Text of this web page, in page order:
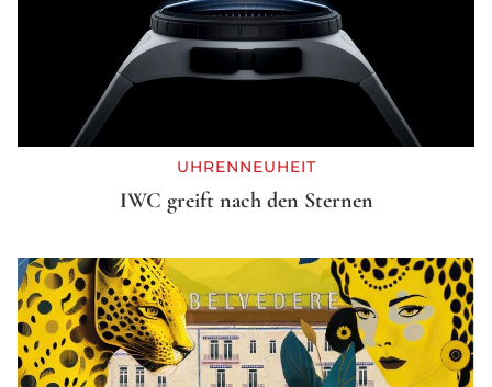
UHRENNEUHEIT
IWC greift nach den Sternen